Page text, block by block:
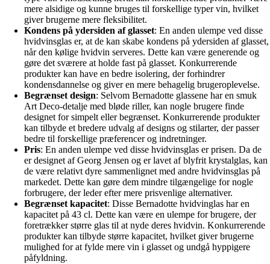
mere alsidige og kunne bruges til forskellige typer vin, hvilket
giver brugerne mere fleksibilitet.
Kondens på ydersiden af glasset: En anden ulempe ved disse
hvidvinsglas er, at de kan skabe kondens på ydersiden af glasset,
når den kølige hvidvin serveres. Dette kan være generende og
gøre det sværere at holde fast på glasset. Konkurrerende
produkter kan have en bedre isolering, der forhindrer
kondensdannelse og giver en mere behagelig brugeroplevelse.
Begrænset design: Selvom Bernadotte glassene har en smuk
Art Deco-detalje med bløde riller, kan nogle brugere finde
designet for simpelt eller begrænset. Konkurrerende produkter
kan tilbyde et bredere udvalg af designs og stilarter, der passer
bedre til forskellige præferencer og indretninger.
Pris: En anden ulempe ved disse hvidvinsglas er prisen. Da de
er designet af Georg Jensen og er lavet af blyfrit krystalglas, kan
de være relativt dyre sammenlignet med andre hvidvinsglas på
markedet. Dette kan gøre dem mindre tilgængelige for nogle
forbrugere, der leder efter mere prisvenlige alternativer.
Begrænset kapacitet: Disse Bernadotte hvidvinglas har en
kapacitet på 43 cl. Dette kan være en ulempe for brugere, der
foretrækker større glas til at nyde deres hvidvin. Konkurrerende
produkter kan tilbyde større kapacitet, hvilket giver brugerne
mulighed for at fylde mere vin i glasset og undgå hyppigere
påfyldning.